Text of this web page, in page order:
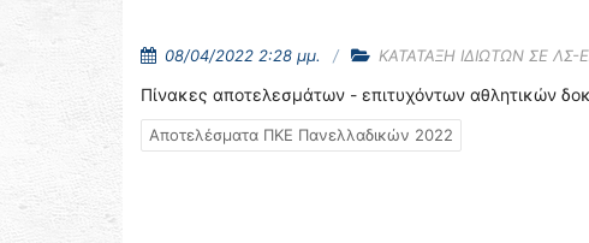
08/04/2022 2:28 μμ. ΚΑΤΑΤΑΞΗ ΙΔΙΩΤΩΝ ΣΕ
Πίνακες αποτελεσμάτων - επιτυχόντων αθλητικών
Αποτελέσματα ΠΚΕ Πανελλαδικών 2022